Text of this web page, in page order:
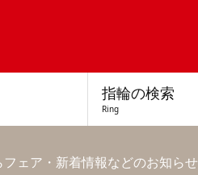
指輪の検索
Ring
フェア・新着情報などのお知らせ